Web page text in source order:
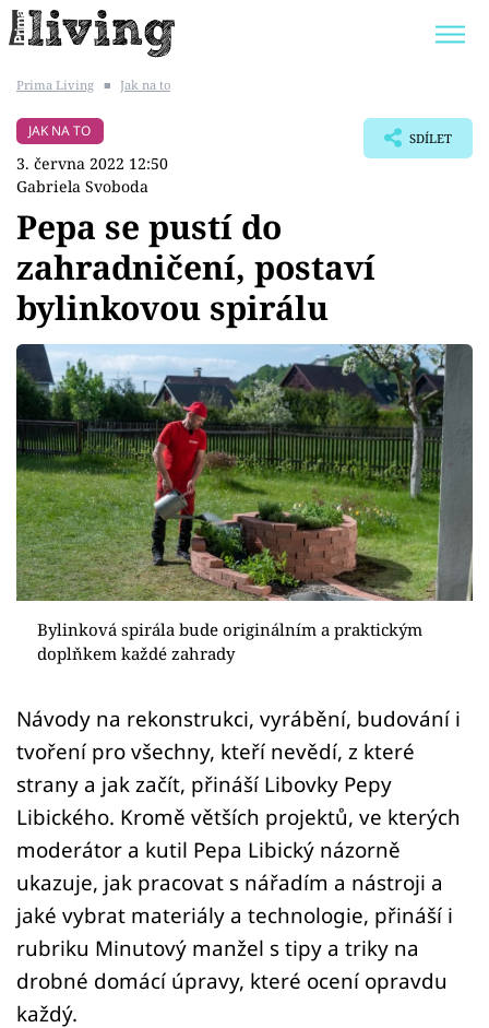
BYDLENÍ SLAVNÝCH
Témata
Bydlení
Zahrada
Design
Sledujte prima+
Přihlášení
Sledujte nás
Prima Living ■ Jak na to
JAK NA TO
3. června 2022 12:50
Gabriela Svoboda
SDÍLET
Pepa se pustí do
zahradničení, postaví
bylinkovou spirálu
Bylinková spirála bude originálním a praktickým
doplňkem každé zahrady
Návody na rekonstrukci, vyrábění, budování i
tvoření pro všechny, kteří nevědí, z které
strany a jak začít, přináší Libovky Pepy
Libického. Kromě větších projektů, ve kterých
moderátor a kutil Pepa Libický názorně
ukazuje, jak pracovat s nářadím a nástroji a
jaké vybrat materiály a technologie, přináší i
rubriku Minutový manžel s tipy a triky na
drobné domácí úpravy, které ocení opravdu
každý.